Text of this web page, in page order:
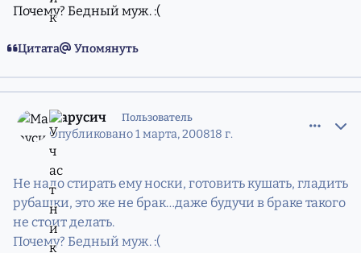
Почему? Бедный муж. :(
Цитата Упомянуть
Марусич Пользователь
Опубликовано1 марта, 200818 г.
Не надо стирать ему носки, готовить кушать, гладить
рубашки, это же не брак…даже будучи в браке такого
не стоит делать.
Почему? Бедный муж. :(